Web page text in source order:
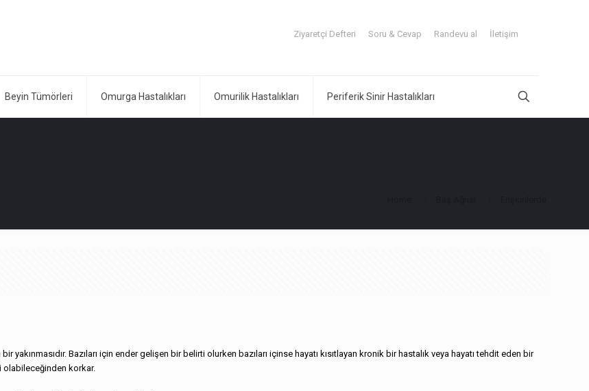
Beyin Tümörleri Omurga Hastalıkları Omurilik Hastalıkları Periferik Sinir Hastalıkları
Ziyaretçi Defteri Soru & Cevap Randevu al İletişim
yakınmasıdır. Bazıları için ender gelişen bir belirti olurken bazıları içinse hayatı kısıtlayan kronik bir hastalık veya hayatı tehdit eden bir
olabileceğinden korkar.